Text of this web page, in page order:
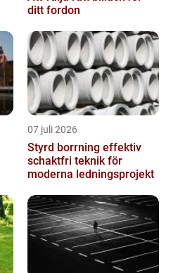
ditt fordon
07 juli 2026
Styrd borrning effektiv
schaktfri teknik för
moderna ledningsprojekt